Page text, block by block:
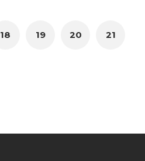
18 19 20 21